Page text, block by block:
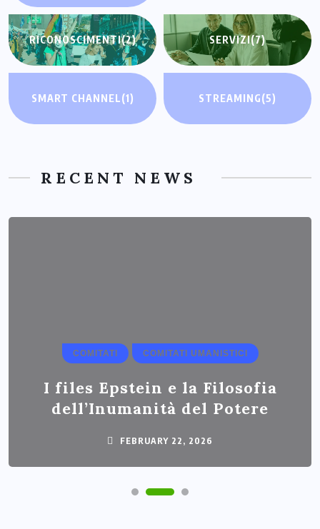
RICONOSCIMENTI(2) SERVIZI(7)
SMART CHANNEL(1) STREAMING(5)
RECENT NEWS
COMITATI COMITATI UMANISTICI
I files Epstein e la Filosofia
dell’Inumanità del Potere
FEBRUARY 22, 2026